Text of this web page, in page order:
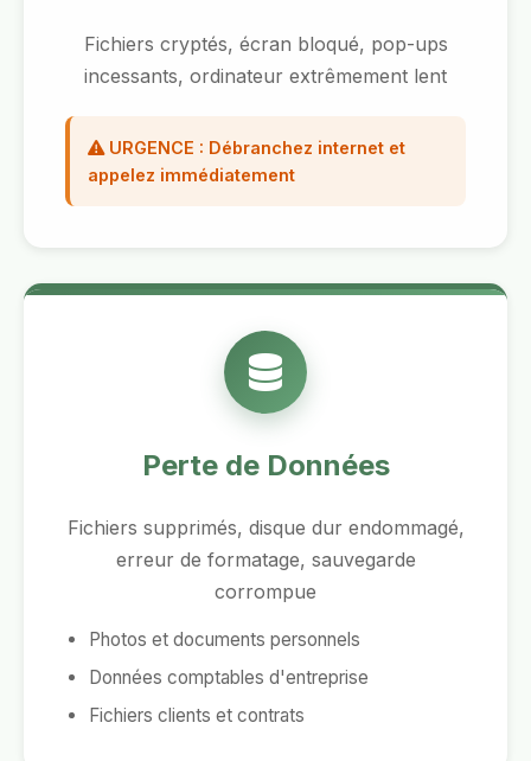
Fichiers cryptés, écran bloqué, pop-ups
incessants, ordinateur extrêmement lent
URGENCE : Débranchez internet et
appelez immédiatement
Perte de Données
Fichiers supprimés, disque dur endommagé,
erreur de formatage, sauvegarde
corrompue
Photos et documents personnels
Données comptables d'entreprise
Fichiers clients et contrats